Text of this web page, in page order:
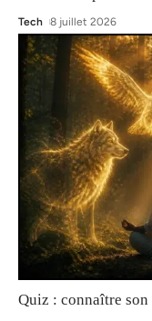
Tech 8 juillet 2026
Quiz : connaître son